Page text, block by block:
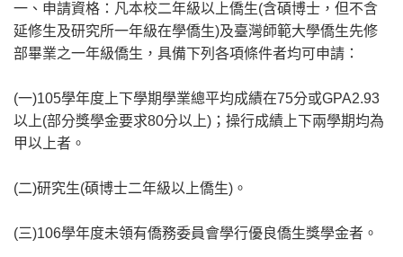
一、申請資格：凡本校二年級以上僑生(含碩博士，但不含
延修生及研究所一年級在學僑生)及臺灣師範大學僑生先修
部畢業之一年級僑生，具備下列各項條件者均可申請：
(一)105學年度上下學期學業總平均成績在75分或GPA2.93
以上(部分獎學金要求80分以上)；操行成績上下兩學期均為
甲以上者。
(二)研究生(碩博士二年級以上僑生)。
(三)106學年度未領有僑務委員會學行優良僑生獎學金者。